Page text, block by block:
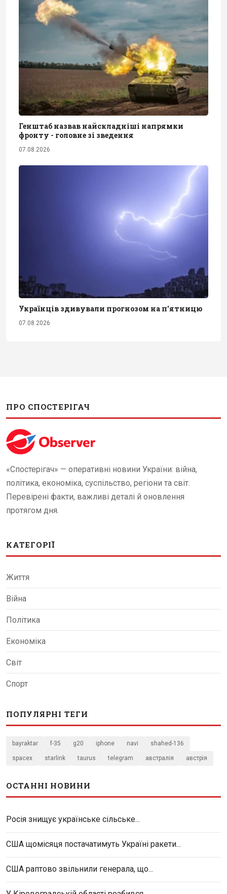
Генштаб назвав найскладніші напрямки
фронту - головне зі зведення
07.08.2026
Українців здивували прогнозом на п'ятницю
07.08.2026
ПРО СПОСТЕРІГАЧ
«Спостерігач» — оперативні новини України: війна,
політика, економіка, суспільство, регіони та світ.
Перевірені факти, важливі деталі й оновлення
протягом дня.
КАТЕГОРІЇ
Життя
Війна
Політика
Економіка
Світ
Спорт
ПОПУЛЯРНІ ТЕГИ
bayraktar f-35 g20 iphone navi shahed-136
spacex starlink taurus telegram австралія австрія
ОСТАННІ НОВИНИ
Росія знищує українське сільське...
США щомісяця постачатимуть Україні ракети...
США раптово звільнили генерала, що...